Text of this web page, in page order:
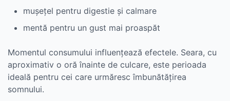
mușețel pentru digestie și calmare
mentă pentru un gust mai proaspăt
Momentul consumului influențează efectele. Seara, cu
aproximativ o oră înainte de culcare, este perioada
ideală pentru cei care urmăresc îmbunătățirea
somnului.